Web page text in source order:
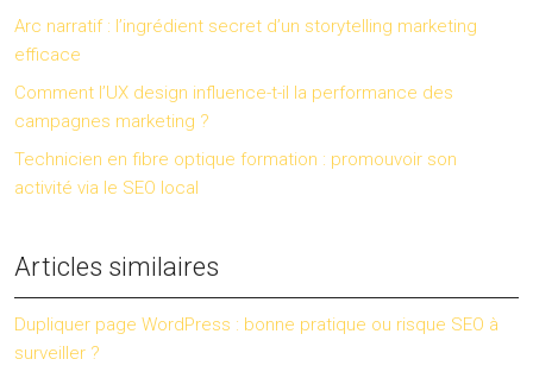
Arc narratif : l’ingrédient secret d’un storytelling marketing
efficace
Comment l’UX design influence-t-il la performance des
campagnes marketing ?
Technicien en fibre optique formation : promouvoir son
activité via le SEO local
Articles similaires
Dupliquer page WordPress : bonne pratique ou risque SEO à
surveiller ?